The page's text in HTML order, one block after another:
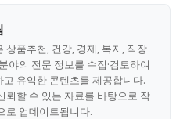
상품추천, 건강, 경제, 복지, 직장
야의 전문 정보를 수집·검토하여
유익한 콘텐츠를 제공합니다.
뢰할 수 있는 자료를 바탕으로 작
로 업데이트됩니다.